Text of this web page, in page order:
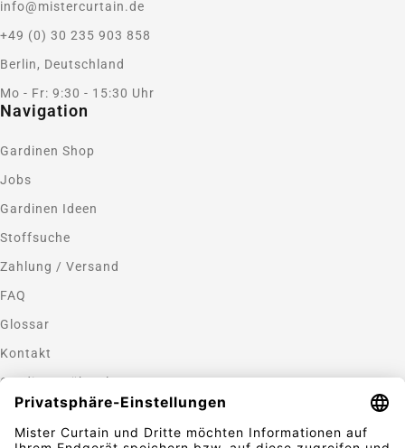
info@mistercurtain.de
+49 (0) 30 235 903 858
Berlin, Deutschland
Mo - Fr: 9:30 - 15:30 Uhr
Navigation
Gardinen Shop
Jobs
Gardinen Ideen
Stoffsuche
Zahlung / Versand
FAQ
Glossar
Kontakt
Gardinen nähen lassen
Zahlungsmethoden